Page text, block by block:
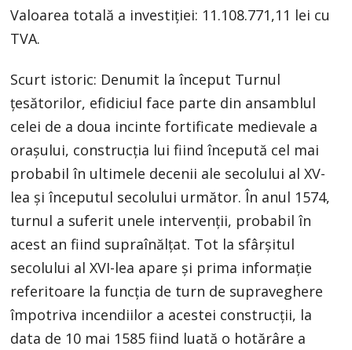
Valoarea totală a investiției: 11.108.771,11 lei cu
TVA.
Scurt istoric: Denumit la început Turnul
țesătorilor, efidiciul face parte din ansamblul
celei de a doua incinte fortificate medievale a
oraşului, construcția lui fiind începută cel mai
probabil în ultimele decenii ale secolului al XV-
lea și începutul secolului următor. În anul 1574,
turnul a suferit unele intervenţii, probabil în
acest an fiind supraînălţat. Tot la sfârşitul
secolului al XVI-lea apare şi prima informaţie
referitoare la funcţia de turn de supraveghere
împotriva incendiilor a acestei construcţii, la
data de 10 mai 1585 fiind luată o hotărâre a